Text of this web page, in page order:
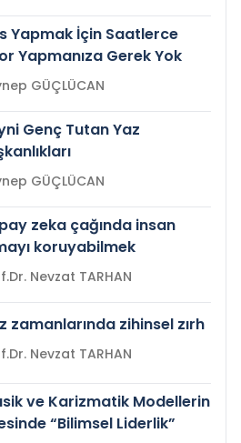
Yapmak İçin Saatlerce
Yapmanıza Gerek Yok
Zeynep GÜÇLÜCAN
Genç Tutan Yaz
Zeynep GÜÇLÜCAN
zeka çağında insan
koruyabilmek
Prof.Dr. Nevzat TARHAN
zamanlarında zihinsel zırh
Prof.Dr. Nevzat TARHAN
ve Karizmatik Modellerin
“Bilimsel Liderlik”